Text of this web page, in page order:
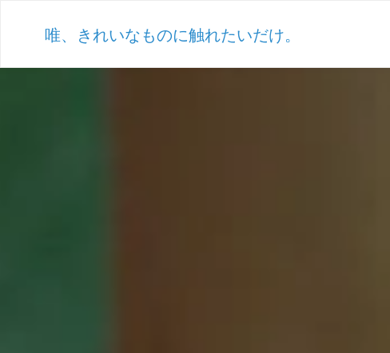
唯、きれいなものに触れたいだけ。